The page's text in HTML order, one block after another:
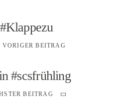
#Klappezu
VORIGER BEITRAG
#scsfrühling
BEITRAG